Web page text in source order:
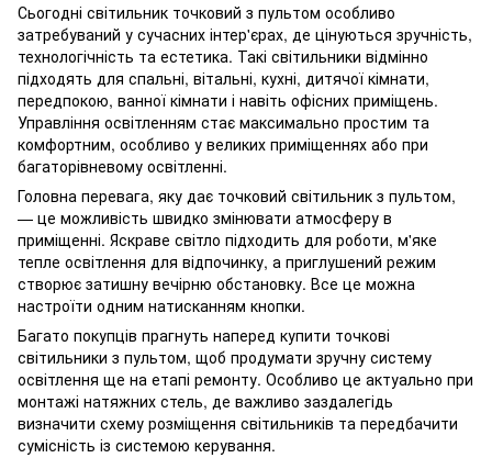
Сьогодні світильник точковий з пультом особливо
затребуваний у сучасних інтер'єрах, де цінуються зручність,
технологічність та естетика. Такі світильники відмінно
підходять для спальні, вітальні, кухні, дитячої кімнати,
передпокою, ванної кімнати і навіть офісних приміщень.
Управління освітленням стає максимально простим та
комфортним, особливо у великих приміщеннях або при
багаторівневому освітленні.
Головна перевага, яку дає точковий світильник з пультом,
— це можливість швидко змінювати атмосферу в
приміщенні. Яскраве світло підходить для роботи, м'яке
тепле освітлення для відпочинку, а приглушений режим
створює затишну вечірню обстановку. Все це можна
настроїти одним натисканням кнопки.
Багато покупців прагнуть наперед купити точкові
світильники з пультом, щоб продумати зручну систему
освітлення ще на етапі ремонту. Особливо це актуально при
монтажі натяжних стель, де важливо заздалегідь
визначити схему розміщення світильників та передбачити
сумісність із системою керування.